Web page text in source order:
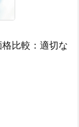
比較：適切な